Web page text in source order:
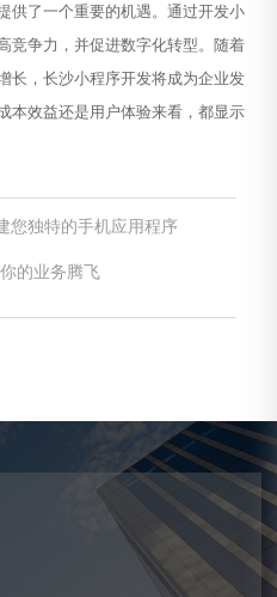
供了一个重要的机遇。通过开发小
竞争力，并促进数字化转型。随着
长，长沙小程序开发将成为企业发
本效益还是用户体验来看，都显示
您独特的手机应用程序
的业务腾飞